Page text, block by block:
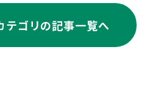
テゴリの記事⼀覧へ